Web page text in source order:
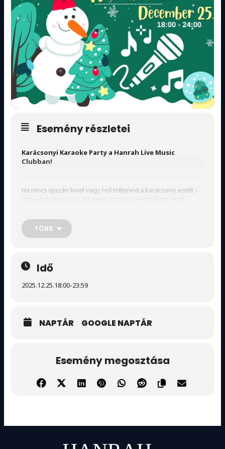
Esemény részletei
Karácsonyi Karaoke Party a Hanrah Live Music
Clubban!
Ha nincs igazán kivel vagy hol töltened a karácsony estét –
Vagy haépp együtt a banda
és kéne egy jó kis bulis hely
akkorgyere- gyertek
karácsonyi vidám hangulatú estét!
TÖBB
Idő
2025.12.25.18:00-23:59
NAPTÁR GOOGLE NAPTÁR
Esemény megosztása